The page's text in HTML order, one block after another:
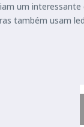
um
também usam